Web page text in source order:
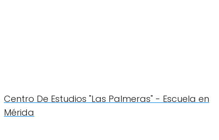
Centro De Estudios "Las Palmeras" - Escuela en
Mérida